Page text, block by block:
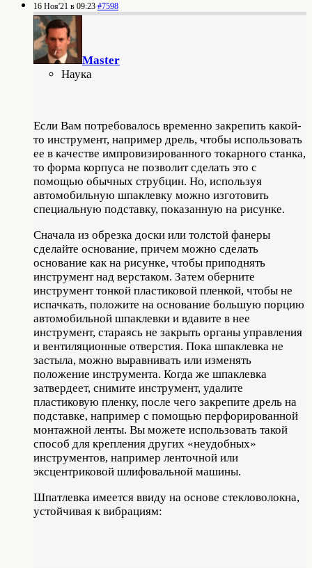
16 Ноя'21 в 09:23 #7598
Master
Наука
Если Вам потребовалось временно закрепить какой-
то инструмент, например дрель, чтобы использовать
ее в качестве импровизированного токарного станка,
то форма корпуса не позволит сделать это с
помощью обычных струбцин. Но, используя
автомобильную шпаклевку можно изготовить
специальную подставку, показанную на рисунке.
Сначала из обрезка доски или толстой фанеры
сделайте основание, причем можно сделать
основание как на рисунке, чтобы приподнять
инструмент над верстаком. Затем оберните
инструмент тонкой пластиковой пленкой, чтобы не
испачкать, положите на основание большую порцию
автомобильной шпаклевки и вдавите в нее
инструмент, стараясь не закрыть органы управления
и вентиляционные отверстия. Пока шпаклевка не
застыла, можно выравнивать или изменять
положение инструмента. Когда же шпаклевка
затвердеет, снимите инструмент, удалите
пластиковую пленку, после чего закрепите дрель на
подставке, например с помощью перфорированной
монтажной ленты. Вы можете использовать такой
способ для крепления других «неудобных»
инструментов, например ленточной или
эксцентриковой шлифовальной машины.
Шпатлевка имеется ввиду на основе стекловолокна,
устойчивая к вибрациям: